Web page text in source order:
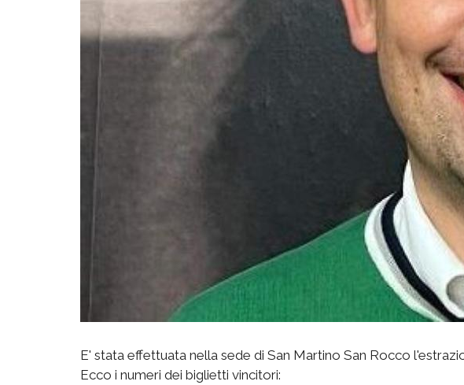
E' stata effettuata nella sede di San Martino San Rocco
Ecco i numeri dei biglietti vincitori: